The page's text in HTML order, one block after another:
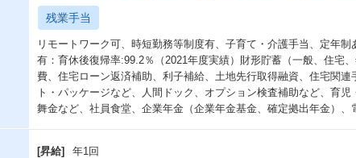
残業手当
リモートワーク可、時短勤務等制度有、子育て・介護手当、定年
有：育休後復帰率:99.2％（2021年度実績）財形貯蓄（一般、住宅
費、住宅ローン返済補助、利子補給、土地先行取得融資、住宅関
ト・パッケージなど、人間ドック、オプション検査補助など、育
舞金など、社員食堂、企業年金（企業年金基金、確定拠出年金）
[昇給]
年1回